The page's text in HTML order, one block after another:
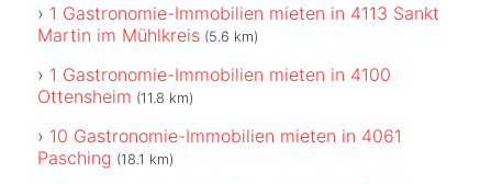
1 Gastronomie-Immobilien mieten in 4113 Sankt
Martin im Mühlkreis (5.6 km)
1 Gastronomie-Immobilien mieten in 4100
Ottensheim (11.8 km)
10 Gastronomie-Immobilien mieten in 4061
Pasching (18.1 km)